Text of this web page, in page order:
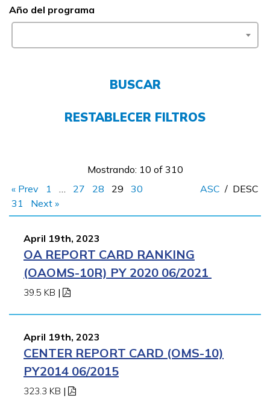
Empleadores
COMIENZA YA
Año del programa
BUSCAR
RESTABLECER FILTROS
Mostrando: 10 of 310
« Prev
1 … 27 28 29
30
31
Next »
ASC / DESC
April 19th, 2023
OA REPORT CARD RANKING
(OAOMS-10R) PY 2020 06/2021
39.5 KB |
April 19th, 2023
CENTER REPORT CARD (OMS-10)
PY2014 06/2015
323.3 KB |